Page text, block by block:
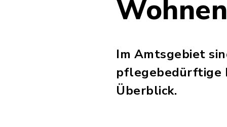
Im Amtsgebiet
pflegebedürftige
Überblick.